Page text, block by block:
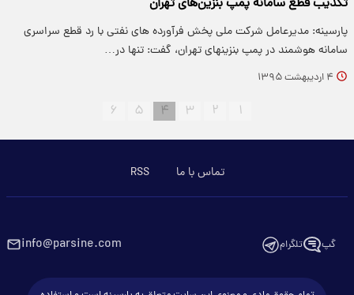
تکذیب قطع سامانه پمپ بنزین‌های تهران
پارسینه: مدیرعامل شرکت ملی پخش فرآورده های نفتی با رد قطع سراسری
سامانه هوشمند در پمپ بنزینهای تهران، گفت: تنها در…
۴ اردیبهشت ۱۳۹۵
۱ ۲ ۳ ۴ ۵ ۶
تماس با ما RSS
گپ تلگرام info@parsine.com